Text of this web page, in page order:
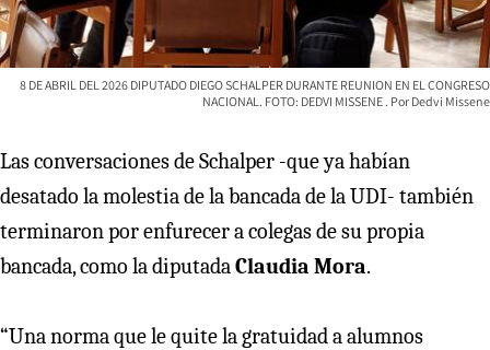
8 DE ABRIL DEL 2026 DIPUTADO DIEGO SCHALPER DURANTE REUNION EN EL CONGRESO
NACIONAL. FOTO: DEDVI MISSENE
Dedvi Missene
Las conversaciones de Schalper -que ya habían
desatado la molestia de la bancada de la UDI- también
terminaron por enfurecer a colegas de su propia
bancada, como la diputada Claudia Mora.
“Una norma que le quite la gratuidad a alumnos